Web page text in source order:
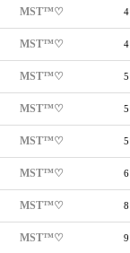
MST™♡
MST™♡
MST™♡
MST™♡
MST™♡
MST™♡
MST™♡
MST™♡